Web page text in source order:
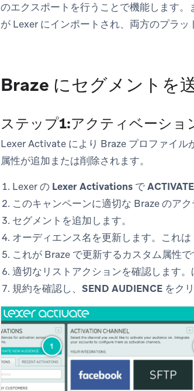
のエクスポートを行うことで機能します
が Lexer にインポートされ、両方のプラッ
Braze にセグメントを
ステップ1:アクティベーショ
Lexer Activate により Braze プロファイ
属性が追加または削除されます。
Lexer の Lexer Activations で
このキャンペーンに適切な Braze のア
セグメントを追加します。
オーディエンス名を更新します。これは
これが Braze で更新するカスタム属性
適切なリストアクションを確認します
規約を確認し、 SEND AUDIENCE をク